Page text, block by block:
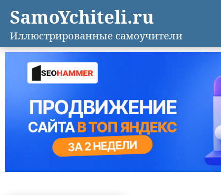
SamoYchiteli.ru
Иллюстрированные самоучители